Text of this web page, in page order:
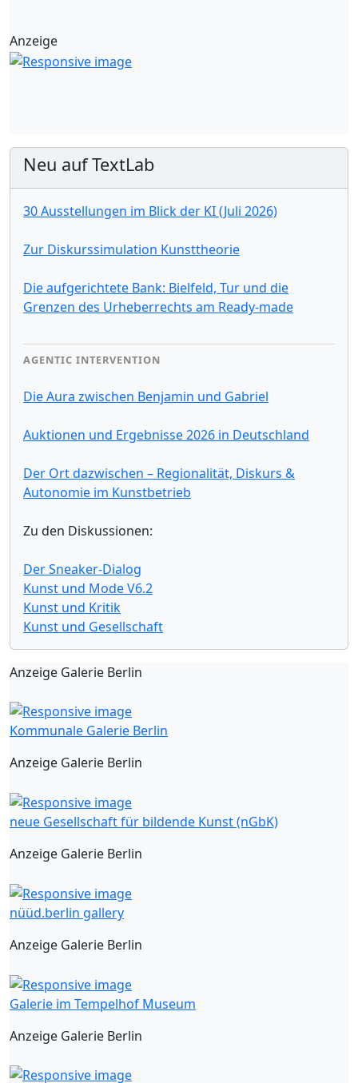
Anzeige
Neu auf TextLab
30 Ausstellungen im Blick der KI (Juli 2026)
Zur Diskurssimulation Kunsttheorie
Die aufgerichtete Bank: Bielfeld, Tur und die
Grenzen des Urheberrechts am Ready-made
AGENTIC INTERVENTION
Die Aura zwischen Benjamin und Gabriel
Auktionen und Ergebnisse 2026 in Deutschland
Der Ort dazwischen – Regionalität, Diskurs &
Autonomie im Kunstbetrieb
Zu den Diskussionen:
Der Sneaker-Dialog
Kunst und Mode V6.2
Kunst und Kritik
Kunst und Gesellschaft
Anzeige Galerie Berlin
Kommunale Galerie Berlin
Anzeige Galerie Berlin
neue Gesellschaft für bildende Kunst (nGbK)
Anzeige Galerie Berlin
nüüd.berlin gallery
Anzeige Galerie Berlin
Galerie im Tempelhof Museum
Anzeige Galerie Berlin